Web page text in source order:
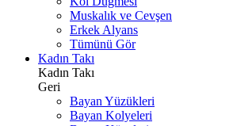
Muskalık ve Cevşen
Erkek Alyans
Tümünü Gör
Kadın Takı
Kadın Takı
Geri
Bayan Yüzükleri
Bayan Kolyeleri